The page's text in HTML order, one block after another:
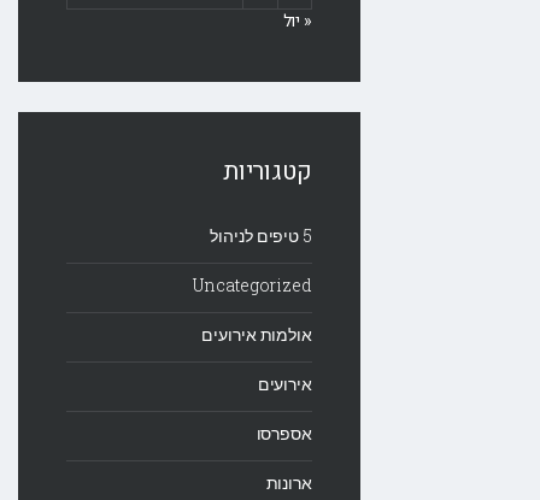
« יול
קטגוריות
5 טיפים לניהול
Uncategorized
אולמות אירועים
אירועים
אספרסו
ארונות